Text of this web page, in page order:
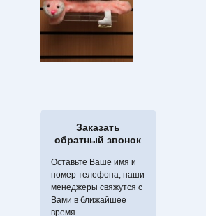
Заказать
обратный звонок
Оставьте Ваше имя и
номер телефона, наши
менеджеры свяжутся с
Вами в ближайшее
время.